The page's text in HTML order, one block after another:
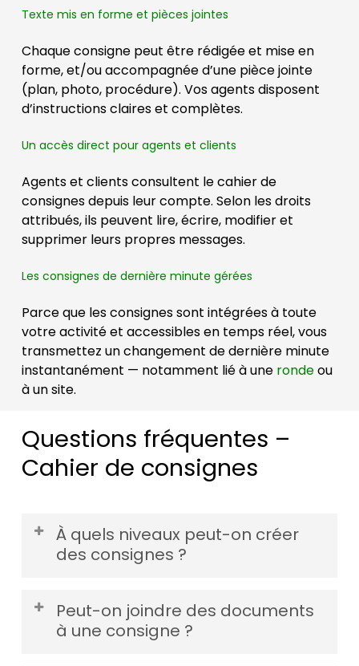
Texte mis en forme et pièces jointes
Chaque consigne peut être rédigée et mise en
forme, et/ou accompagnée d’une pièce jointe
(plan, photo, procédure). Vos agents disposent
d’instructions claires et complètes.
Un accès direct pour agents et clients
Agents et clients consultent le cahier de
consignes depuis leur compte. Selon les droits
attribués, ils peuvent lire, écrire, modifier et
supprimer leurs propres messages.
Les consignes de dernière minute gérées
Parce que les consignes sont intégrées à toute
votre activité et accessibles en temps réel, vous
transmettez un changement de dernière minute
instantanément — notamment lié à une rondeou
à un site.
Questions fréquentes –
Cahier de consignes
À quels niveaux peut-on créer
des consignes ?
service, pour unerondeou pour un point de
contrôle.
Peut-on joindre des documents
à une consigne ?